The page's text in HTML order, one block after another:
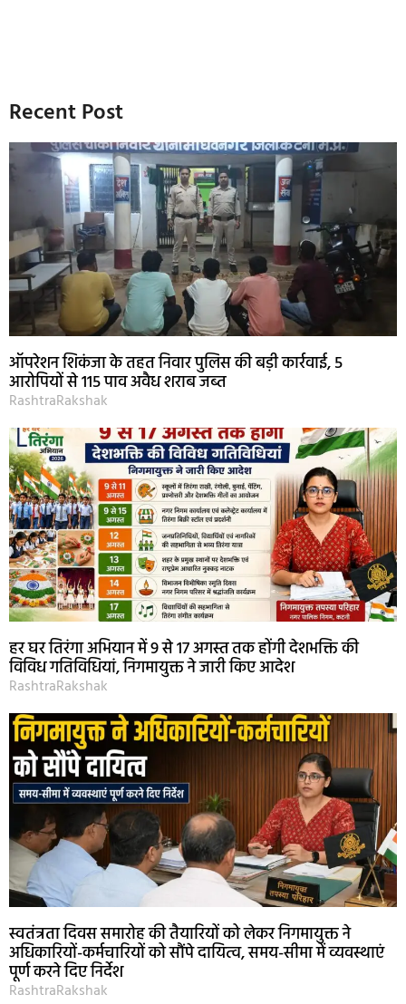
Recent Post
ऑपरेशन शिकंजा के तहत निवार पुलिस की बड़ी कार्रवाई, 5
आरोपियों से 115 पाव अवैध शराब जब्त
RashtraRakshak
हर घर तिरंगा अभियान में 9 से 17 अगस्त तक होंगी देशभक्ति की
विविध गतिविधियां, निगमायुक्त ने जारी किए आदेश
RashtraRakshak
स्वतंत्रता दिवस समारोह की तैयारियों को लेकर निगमायुक्त ने
अधिकारियों-कर्मचारियों को सौंपे दायित्व, समय-सीमा में व्यवस्थाएं
पूर्ण करने दिए निर्देश
RashtraRakshak